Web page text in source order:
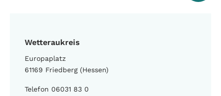
Wetteraukreis
Europaplatz
61169 Friedberg (Hessen)
Telefon 06031 83 0